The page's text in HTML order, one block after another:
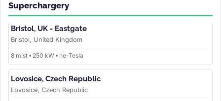
Superchargery
Bristol, UK - Eastgate
Bristol, United Kingdom
8 míst • 250 kW • ne-Tesla
Lovosice, Czech Republic
Lovosice, Czech Republic